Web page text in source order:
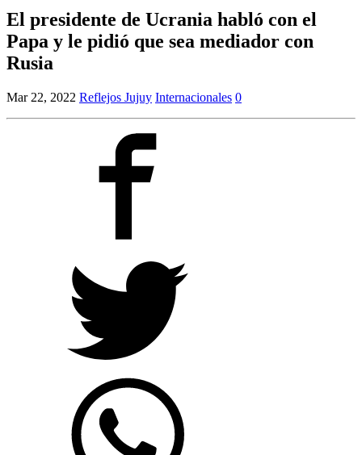
El presidente de Ucrania habló con el
Papa y le pidió que sea mediador con
Rusia
Mar 22, 2022 Reflejos Jujuy Internacionales 0